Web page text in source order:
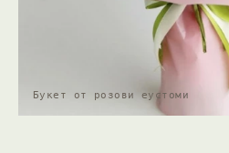
Букет от розови еустоми